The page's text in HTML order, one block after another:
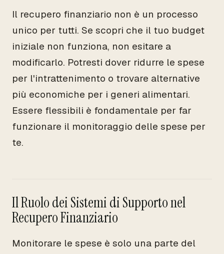
Il recupero finanziario non è un processo
unico per tutti. Se scopri che il tuo budget
iniziale non funziona, non esitare a
modificarlo. Potresti dover ridurre le spese
per l'intrattenimento o trovare alternative
più economiche per i generi alimentari.
Essere flessibili è fondamentale per far
funzionare il monitoraggio delle spese per
te.
Il Ruolo dei Sistemi di Supporto nel
Recupero Finanziario
Monitorare le spese è solo una parte del